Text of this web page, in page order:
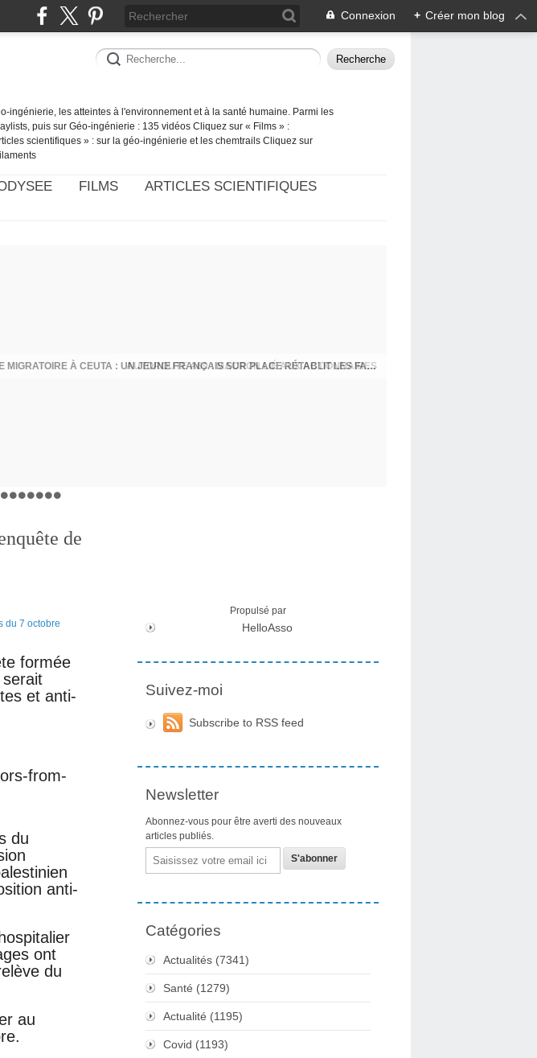
Connexion + Créer mon blog
ingénierie, les atteintes à l'environnement et à la santé humaine. Parmi les
puis sur Géo-ingénierie : 135 vidéos Cliquez sur « Films » :
scientifiques » : sur la géo-ingénierie et les chemtrails Cliquez sur
FILMS
ARTICLES SCIENTIFIQUES
CRISE MIGRATOIRE À CEUTA : UN JEUNE FRANÇAIS SUR PLACE RÉTABLIT LES FAITS ! - RAPHAËL AYMA
de
formée
et anti-
from-
du
anti-
ont
du
au
Propulsé par
HelloAsso
Suivez-moi
Subscribe to RSS feed
Newsletter
Abonnez-vous pour être averti des nouveaux
articles publiés.
Email
Catégories
Actualités (7341)
Santé (1279)
Actualité (1195)
Covid (1193)